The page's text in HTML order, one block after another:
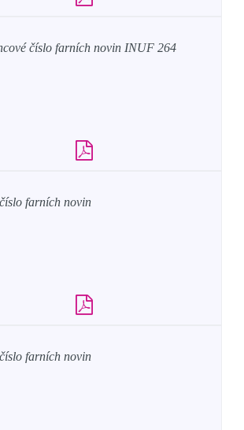
číslo farních novin INUF 264
farních novin
farních novin